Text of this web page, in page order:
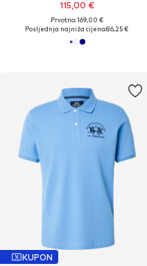
115,00 €
Prvotno: 169,00 €
Posljednja najniža cijena:86,25 €
KUPON